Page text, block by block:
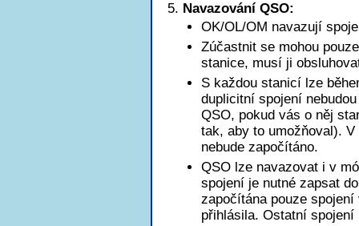
Navazování QSO:
OK/OL/OM navazují
Zúčastnit se mohou
stanice, musí ji
S každou stanicí lze
duplicitní spojení
QSO, pokud vás o něj
tak, aby to umožňoval).
nebude započítáno.
QSO lze navazovat i v
spojení je nutné zapsat
započítána pouze
přihlásila. Ostatní spojení